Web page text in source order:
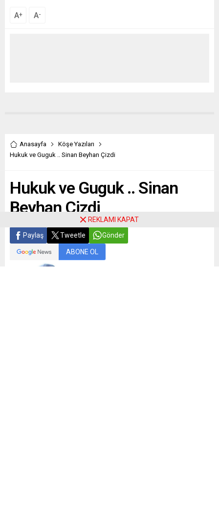
A+ A-
Anasayfa
Köşe Yazıları
Hukuk ve Guguk .. Sinan Beyhan Çizdi
Hukuk ve Guguk .. Sinan
Beyhan Çizdi
Paylaş Tweetle Gönder
ABONE OL
REKLAMI KAPAT